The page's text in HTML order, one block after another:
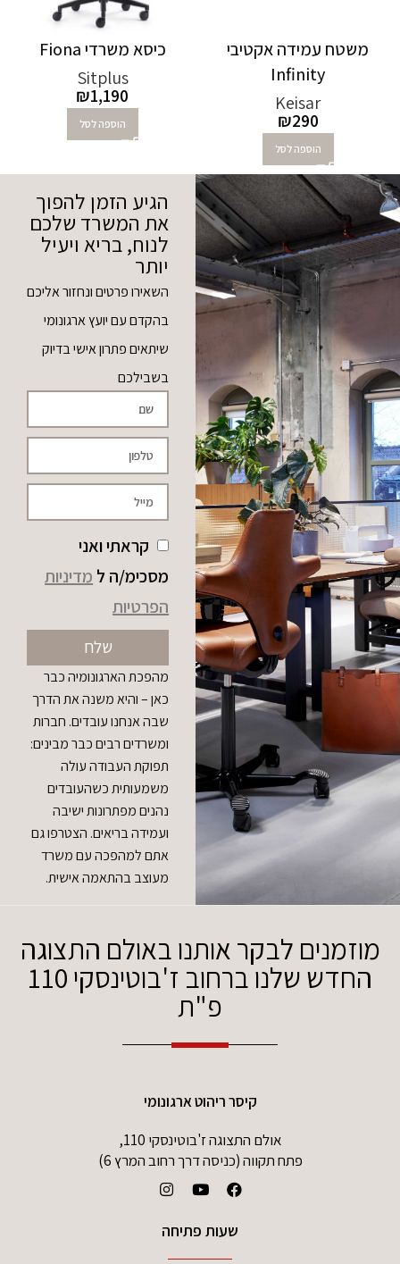
משטח עמידה אקטיבי
Infinity
Keisar
₪290
הוספה לסל
כיסא משרדי Fiona
Sitplus
₪1,190
הוספה לסל
הגיע הזמן להפוך
את המשרד שלכם
לנוח, בריא ויעיל
יותר
השאירו פרטים ונחזור אליכם
בהקדם עם יועץ ארגונומי
שיתאים פתרון אישי בדיוק
בשבילכם
קראתי ואני
מסכימ/ה ל מדיניות
הפרטיות
שלח
מהפכת הארגונומיה כבר
כאן – והיא משנה את הדרך
שבה אנחנו עובדים. חברות
ומשרדים רבים כבר מבינים:
תפוקת העבודה עולה
משמעותית כשהעובדים
נהנים מפתרונות ישיבה
ועמידה בריאים. הצטרפו גם
אתם למהפכה עם משרד
מעוצב בהתאמה אישית.
מוזמנים לבקר אותנו באולם התצוגה
החדש שלנו ברחוב ז'בוטינסקי 110
פ"ת
קיסר ריהוט ארגונומי
אולם התצוגה ז'בוטינסקי 110,
פתח תקווה (כניסה דרך רחוב המרץ 6)
שעות פתיחה